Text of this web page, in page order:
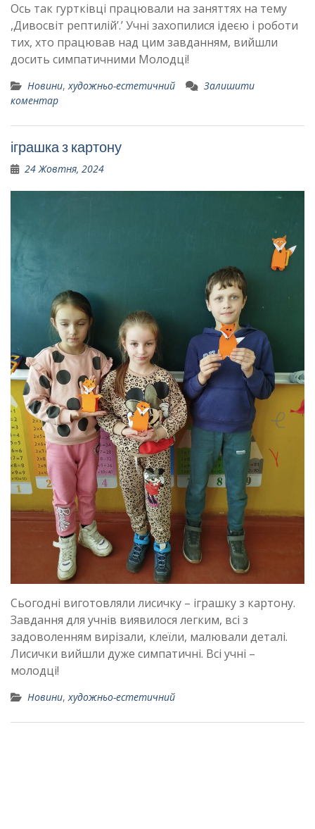
Ось так гуртківці працювали на заняттях на тему
,Дивосвіт рептилій’.’ Учні захопилися ідеєю і роботи
тих, хто працював над цим завданням, вийшли
досить симпатичними Молодці!
Новини,художньо-естетичний
Залишити
коментар
іграшка з картону
24 Жовтня, 2024
Сьогодні виготовляли лисичку – іграшку з картону.
Завдання для учнів виявилося легким, всі з
задоволенням вирізали, клеїли, малювали деталі.
Лисички вийшли дуже симпатичні. Всі учні –
молодці!
Новини, художньо-естетичний